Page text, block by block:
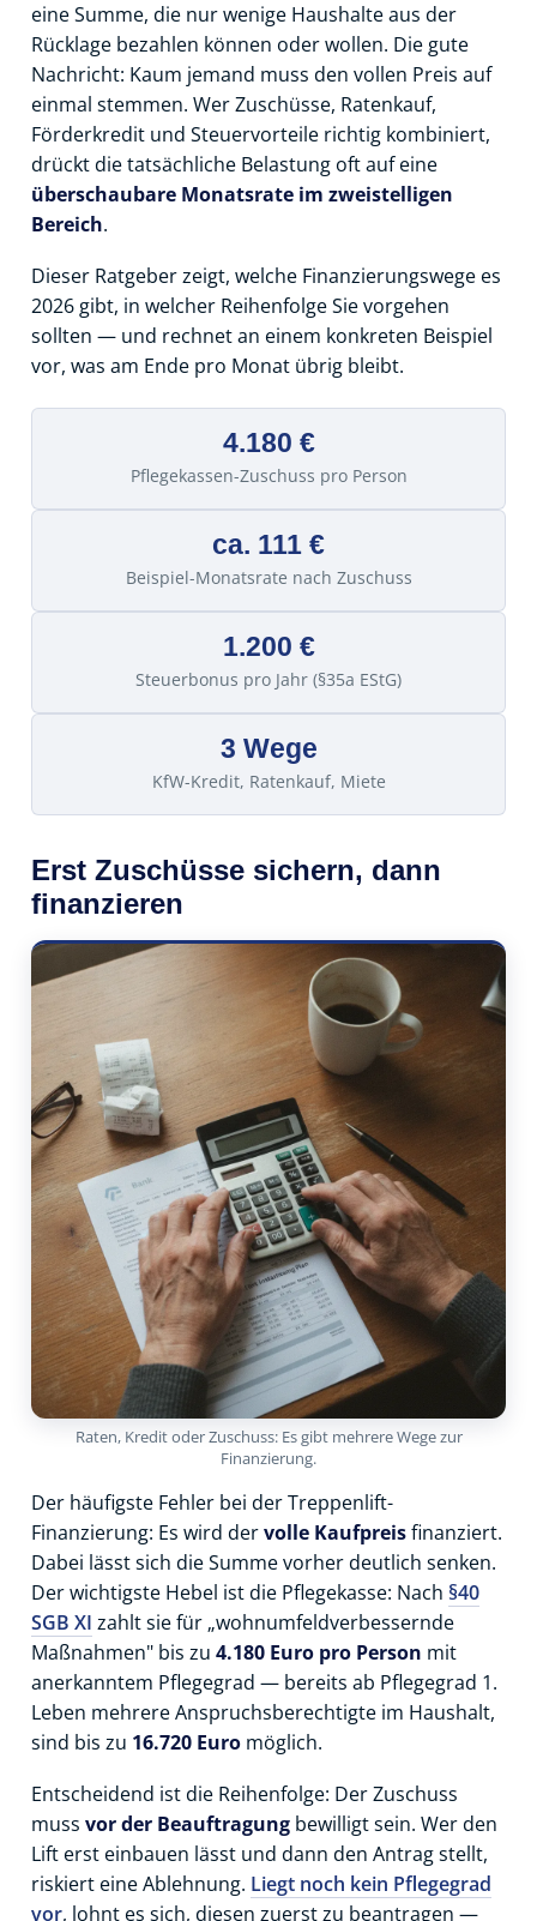
eine Summe, die nur wenige Haushalte aus der
Rücklage bezahlen können oder wollen. Die gute
Nachricht: Kaum jemand muss den vollen Preis auf
einmal stemmen. Wer Zuschüsse, Ratenkauf,
Förderkredit und Steuervorteile richtig kombiniert,
drückt die tatsächliche Belastung oft auf eine
überschaubare Monatsrate im zweistelligen
Bereich.
Dieser Ratgeber zeigt, welche Finanzierungswege es
2026 gibt, in welcher Reihenfolge Sie vorgehen
sollten — und rechnet an einem konkreten Beispiel
vor, was am Ende pro Monat übrig bleibt.
4.180 €
Pflegekassen-Zuschuss pro Person
ca. 111 €
Beispiel-Monatsrate nach Zuschuss
1.200 €
Steuerbonus pro Jahr (§35a EStG)
3 Wege
KfW-Kredit, Ratenkauf, Miete
Erst Zuschüsse sichern, dann
finanzieren
Raten, Kredit oder Zuschuss: Es gibt mehrere Wege zur
Finanzierung.
Der häufigste Fehler bei der Treppenlift-
Finanzierung: Es wird dervolle Kaufpreisfinanziert.
Dabei lässt sich die Summe vorher deutlich senken.
Der wichtigste Hebel ist die Pflegekasse: Nach §40
SGB XI zahlt sie für „wohnumfeldverbessernde
Maßnahmen" bis zu 4.180 Euro pro Person mit
anerkanntem Pflegegrad — bereits ab Pflegegrad 1.
Leben mehrere Anspruchsberechtigte im Haushalt,
sind bis zu 16.720 Euro möglich.
Entscheidend ist die Reihenfolge: Der Zuschuss
muss vor der Beauftragung bewilligt sein. Wer den
Lift erst einbauen lässt und dann den Antrag stellt,
riskiert eine Ablehnung. Liegt noch kein Pflegegrad
vor, lohnt es sich, diesen zuerst zu beantragen —